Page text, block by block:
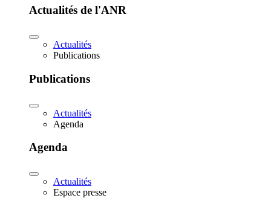
Actualités de l'ANR
Actualités
Publications
Publications
Actualités
Agenda
Agenda
Actualités
Espace presse